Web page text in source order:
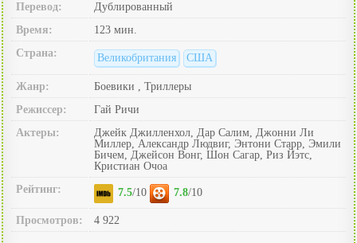
Перевод:
Дублированный
Время:
123 мин.
Страна:
Великобритания США
Жанр:
Боевики , Триллеры
Режиссер:
Гай Ричи
Актеры:
Джейк Джилленхол, Дар Салим, Джонни Ли
Миллер, Александр Людвиг, Энтони Старр, Эмили
Бичем, Джейсон Вонг, Шон Сагар, Риз Йэтс,
Кристиан Очоа
Рейтинг:
7.5/10 7.8/10
Просмотров: 4 922